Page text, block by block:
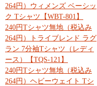
264円）ウィメンズ ベーシッ
ク Tシャツ【WBT-801】
240円Tシャツ無地（税込み
264円）トライブレンド ラグ
ラン 7分袖Tシャツ（レディ
ース）【TQS-121】
240円Tシャツ無地（税込み
264円）ヘビーウェイト Tシ